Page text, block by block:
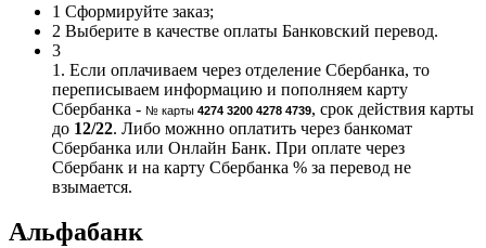
1 Сформируйте заказ;
2 Выберите в качестве оплаты Банковский перевод.
3
1. Если оплачиваем через отделение Сбербанка, то
переписываем информацию и пополняем карту
Сбербанка - № карты 4274 3200 4278 4739, срок действия карты
до 12/22. Либо можнно оплатить через банкомат
Сбербанка или Онлайн Банк. При оплате через
Сбербанк и на карту Сбербанка % за перевод не
взымается.
Альфабанк